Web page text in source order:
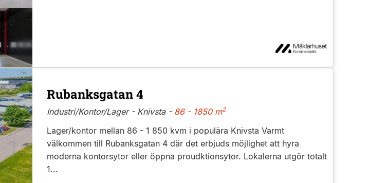
Rubanksgatan 4
Industri/Kontor/Lager - Knivsta -86 - 1850 m2
Lager/kontor mellan 86 - 1 850 kvm i populära Knivsta Varmt
välkommen till Rubanksgatan 4 där det erbjuds möjlighet att hyra
moderna kontorsytor eller öppna proudktionsytor. Lokalerna utgör totalt
1...